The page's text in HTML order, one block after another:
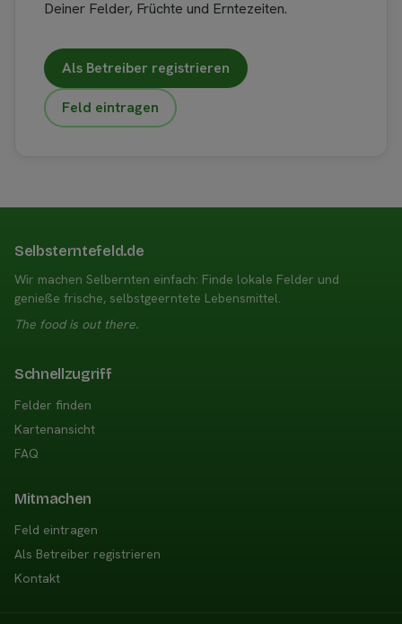
Deiner Felder, Früchte und Erntezeiten.
Als Betreiber registrieren
Feld eintragen
Selbsterntefeld.de
Wir machen Selbernten einfach: Finde lokale Felder und
genieße frische, selbstgeerntete Lebensmittel.
The food is out there.
Schnellzugriff
Felder finden
Kartenansicht
FAQ
Mitmachen
Feld eintragen
Als Betreiber registrieren
Kontakt